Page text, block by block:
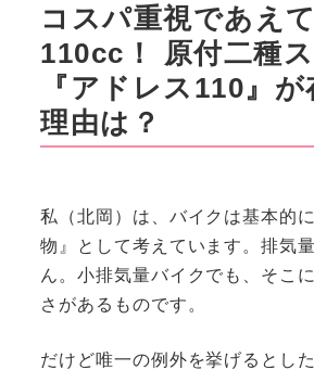
コスパ重視であえ
110cc！ 原付二種
『アドレス110』
理由は？
私（北岡）は、バイクは基本的
物』として考えています。排気
ん。小排気量バイクでも、そこ
さがあるものです。
だけど唯一の例外を挙げるとし